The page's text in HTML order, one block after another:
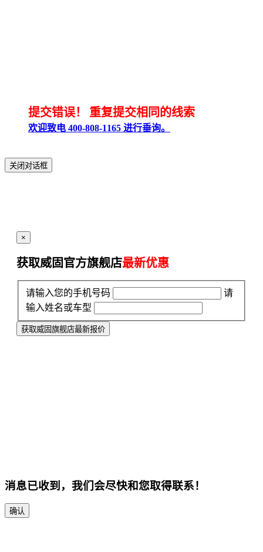
提交错误！ 重复提交相同的线索
欢迎致电 400-808-1165 进行垂询。
关闭对话框
×
获取威固官方旗舰店最新优惠
请输入您的手机号码
请
输入姓名或车型
获取威固旗舰店最新报价
消息已收到，我们会尽快和您取得联系！
确认